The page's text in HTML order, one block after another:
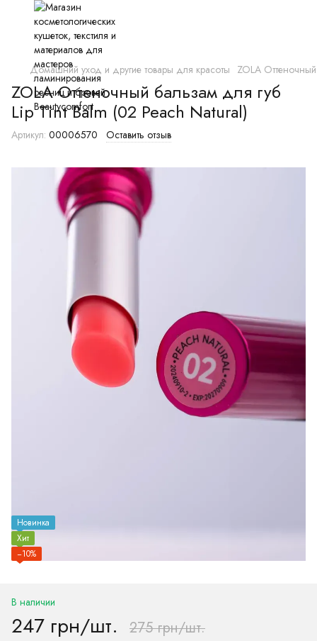
Домашний уход и другие товары для красоты ZOLA
ZOLA Оттеночный бальзам для губ
Lip Tint Balm (02 Peach Natural)
Артикул: 00006570 Оставить отзыв
Новинка
Хит
−10%
В наличии
247 грн/шт. 275 грн/шт.